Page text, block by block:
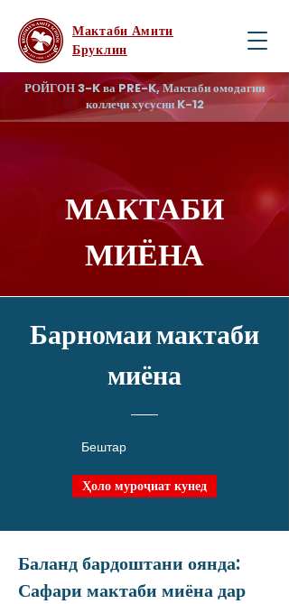
Мактаби Амити
Бруклин
РОЙГОН 3-K ва PRE-K, Мактаби омодагии
коллеҷи хусусии K-12
МАКТАБИ
МИЁНА
Барномаи мактаби
миёна
Бештар
Ҳоло муроҷиат кунед
Баланд бардоштани оянда:
Сафари мактаби миёна дар